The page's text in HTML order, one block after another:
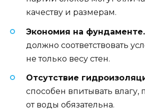
качеству и размерам.
Экономия на фундаменте.
должно соответствовать
не только весу стен.
Отсутствие
способен впитывать влагу,
от воды обязательна.